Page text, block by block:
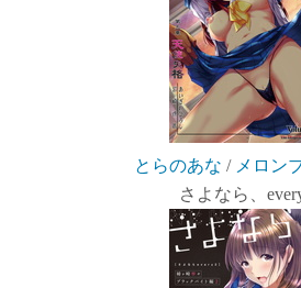
とらのあな / メロン
さよなら、